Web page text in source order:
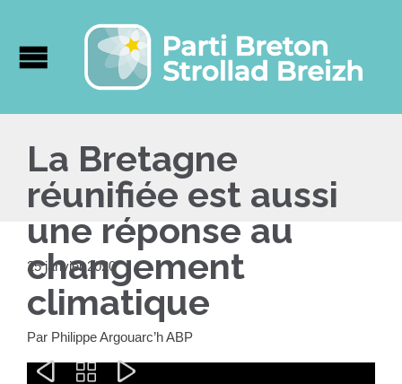
La Bretagne
réunifiée est aussi
une réponse au
changement
climatique
  
25 janvier 2020
Par Philippe Argouarc’h ABP